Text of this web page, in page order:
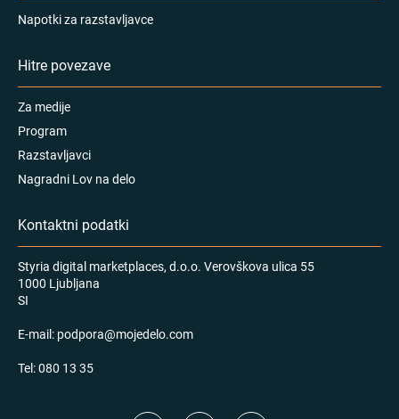
Napotki za razstavljavce
Hitre povezave
Za medije
Program
Razstavljavci
Nagradni Lov na delo
Kontaktni podatki
Styria digital marketplaces, d.o.o. Verovškova ulica 55
1000 Ljubljana
SI
E-mail: podpora@mojedelo.com
Tel:080 13 35